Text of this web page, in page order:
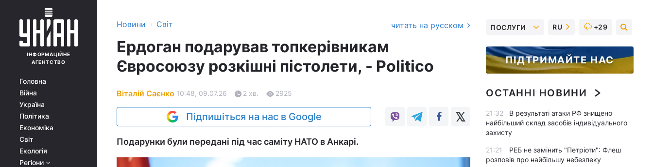
ІНФОРМАЦІЙНЕ
АГЕНТСТВО
Головна
Війна
Україна
Політика
Економіка
Світ
Екологія
Регіони
Новини › Світ читать на русском
Ердоган подарував топкерівникам
Євросоюзу розкішні пістолети, - Politico
Віталій Саєнко 10:48, 09.07.26 2 хв. 2925
Підпишіться на нас в Google
Подарунки були передані під час саміту НАТО в Анкарі.
ПОСЛУГИ RU +29
ПІДТРИМАЙТЕ НАС
ОСТАННІ НОВИНИ
21:32
В результаті атаки РФ знищено
найбільший склад засобів індивідуального
захисту
21:21
РЕБ не замінить "Петріоти": Флеш
розповів про найбільшу небезпеку